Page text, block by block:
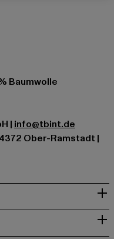
Baumwolle
| info@tbint.de
Ober-Ramstadt |